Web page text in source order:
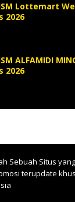
Lottemart
2026
ALFAMIDI
2026
Sebuah Situs
terupdate